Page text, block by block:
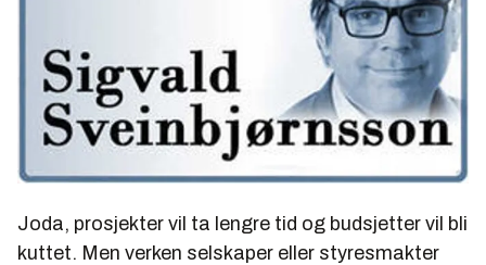
Joda, prosjekter vil ta lengre tid og budsjetter vil bli
kuttet. Men verken selskaper eller styresmakter